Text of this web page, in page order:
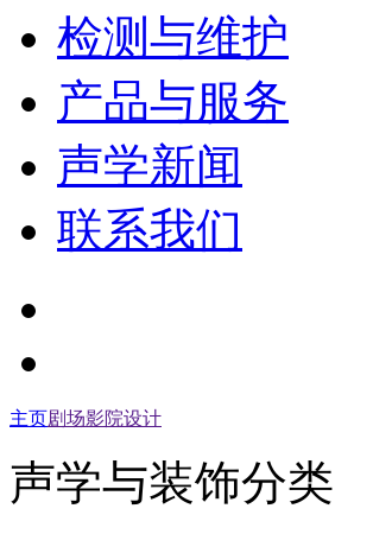
检测与维护
产品与服务
声学新闻
联系我们
主页剧场影院设计
声学与装饰分类